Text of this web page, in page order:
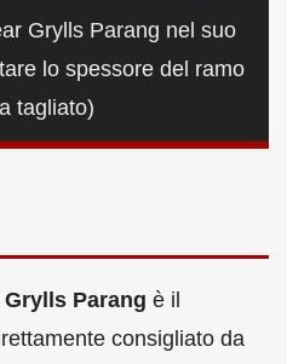
Grylls Parang nel suo
lo spessore del ramo
tagliato)
Parang è il
consigliato da